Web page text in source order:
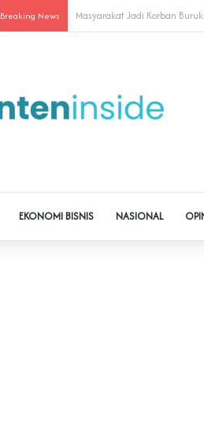
Breaking News Cegah Buruh Terjerat Judol
EKONOMI BISNIS NASIONAL